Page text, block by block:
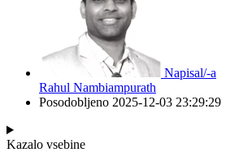
Napisal/-a
Rahul Nambiampurath
Posodobljeno 2025-12-03 23:29:29
Kazalo vsebine